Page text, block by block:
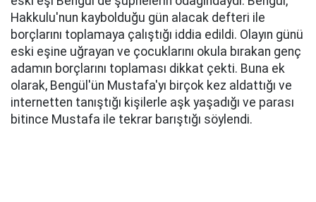
Hakkulu'nun kaybolduğu gün alacak defteri ile
borçlarını toplamaya çalıştığı iddia edildi. Olayın günü
eski eşine uğrayan ve çocuklarını okula bırakan genç
adamın borçlarını toplaması dikkat çekti. Buna ek
olarak, Bengül'ün Mustafa'yı birçok kez aldattığı ve
internetten tanıştığı kişilerle aşk yaşadığı ve parası
bitince Mustafa ile tekrar barıştığı söylendi.